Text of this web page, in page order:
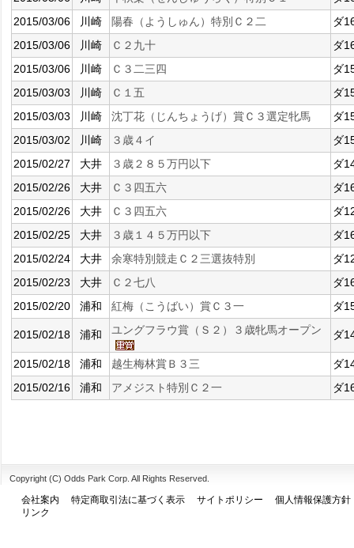
2015/03/06
川崎 陽春（ようしゅん）特別Ｃ２二
ダ
2015/03/06
川崎 Ｃ２九十
ダ
2015/03/06
川崎 Ｃ３二三四
ダ
2015/03/03
川崎 Ｃ１五
ダ
2015/03/03
川崎 沈丁花（じんちょうげ）賞Ｃ３選定牝馬
ダ
2015/03/02
川崎 ３歳４イ
ダ
2015/02/27
大井 ３歳２８５万円以下
ダ
2015/02/26
大井 Ｃ３四五六
ダ
2015/02/26
大井 Ｃ３四五六
ダ
2015/02/25
大井 ３歳１４５万円以下
ダ
2015/02/24
大井 余寒特別競走Ｃ２三選抜特別
ダ
2015/02/23
大井 Ｃ２七八
ダ
2015/02/20
浦和 紅梅（こうばい）賞Ｃ３一 ダ
2015/02/18 浦和 ユングフラウ賞（Ｓ２）３歳牝馬オープン ダ
2015/02/18 浦和 越生梅林賞Ｂ３三
ダ
2015/02/16
浦和 アメジスト特別Ｃ２一 ダ
Copyright (C) Odds Park Corp. All Rights Reserved.
会社案内 特定商取引法に基づく表示 サイトポリシー
個人情報保護方針
リンク